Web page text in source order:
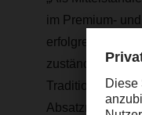
im Premium-
erfolgreich
zuständig für
Absatzmarkt sei.